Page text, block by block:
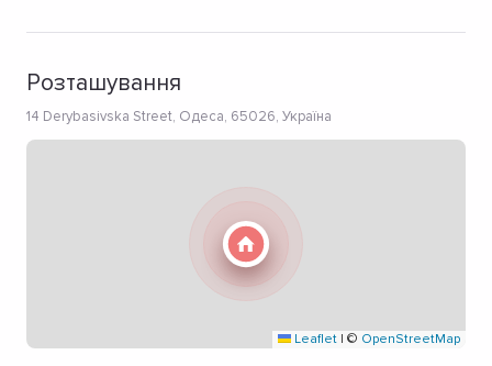
Розташування
14 Derybasivska Street, Одеса, 65026, Україна
Leaflet | © OpenStreetMap